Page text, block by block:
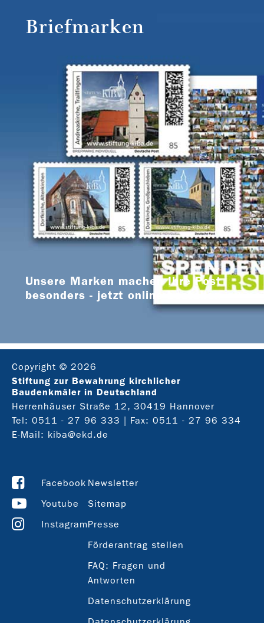
Briefmarken
Unsere Marken machen Ihre Post
besonders - jetzt online bestellen
Copyright © 2026
Stiftung zur Bewahrung kirchlicher
Baudenkmäler in Deutschland
Herrenhäuser Straße 12, 30419 Hannover
Tel: 0511 - 27 96 333 | Fax: 0511 - 27 96 334
E-Mail: kiba@ekd.de
Facebook
Youtube
Instagram
Newsletter
Sitemap
Presse
Förderantrag stellen
FAQ: Fragen und
Antworten
Datenschutzerklärung